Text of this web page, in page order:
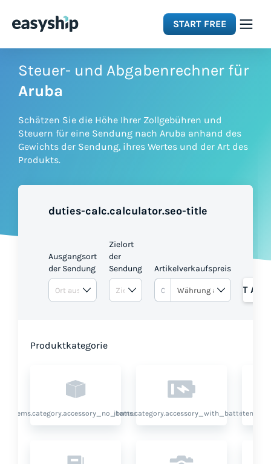
START FREE
Solutions
Integrations
Resources
Steuer- und Abgabenrechner für
Aruba
Schätzen Sie die Höhe Ihrer Zollgebühren und
Steuern für eine Sendung nach Aruba anhand des
Gewichts der Sendung, ihres Wertes und der Art des
Produkts.
duties-calc.calculator.seo-title
Ausgangsort
der Sendung
Zielort
der
Sendung
Artikelverkaufspreis
ANGEBOT
Produktkategorie
items.category.accessory_no_batteryitems.category.accessory_with_battery